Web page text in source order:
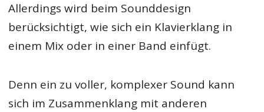
Allerdings wird beim Sounddesign
berücksichtigt, wie sich ein Klavierklang in
einem Mix oder in einer Band einfügt.
Denn ein zu voller, komplexer Sound kann
sich im Zusammenklang mit anderen